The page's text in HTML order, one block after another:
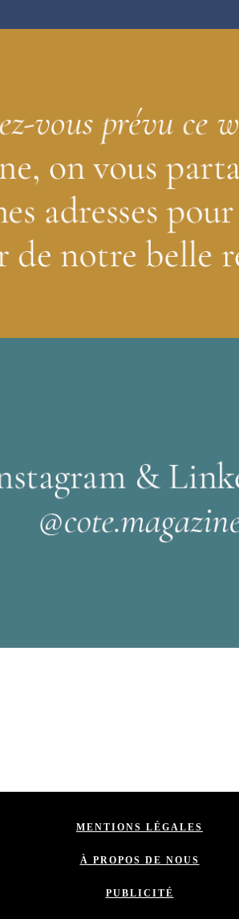
MENTIONS LÉGALES
À PROPOS DE NOUS
PUBLICITÉ